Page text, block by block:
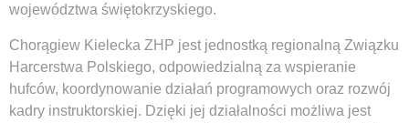
województwa świętokrzyskiego.
Chorągiew Kielecka ZHP jest jednostką regionalną Związku
Harcerstwa Polskiego, odpowiedzialną za wspieranie
hufców, koordynowanie działań programowych oraz rozwój
kadry instruktorskiej. Dzięki jej działalności możliwa jest